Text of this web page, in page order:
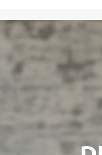
Op werkdagen voor 15:00